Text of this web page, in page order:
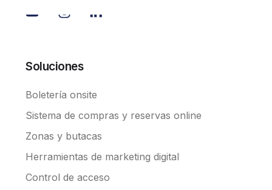
Soluciones
Boletería onsite
Sistema de compras y reservas online
Zonas y butacas
Herramientas de marketing digital
Control de acceso